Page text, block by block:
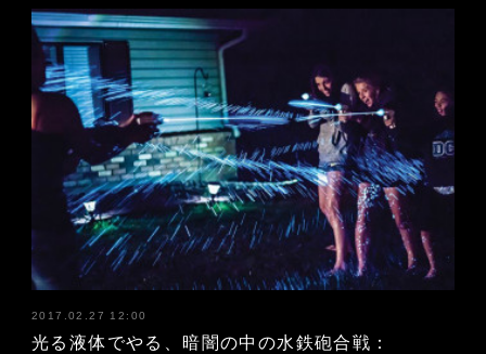
2017.02.27 12:00
光る液体でやる、暗闇の中の水鉄砲合戦：